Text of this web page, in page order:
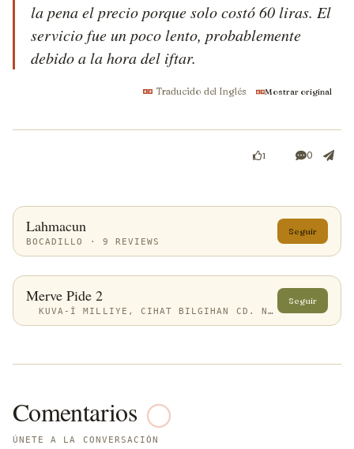
la pena el precio porque solo costó 60 liras. El
servicio fue un poco lento, probablemente
debido a la hora del iftar.
Traducido del Inglés Mostrar original
1 0
Lahmacun
BOCADILLO · 9 REVIEWS
Seguir
Merve Pide 2
KUVA-İ MILLIYE, CIHAT BILGIHAN CD. NO:113, 10030 BALIKESIR MERKEZ/BALIKESIR, TÜRKIYE
Seguir
Comentarios
ÚNETE A LA CONVERSACIÓN